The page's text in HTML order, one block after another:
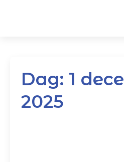
Dag: 1
2025